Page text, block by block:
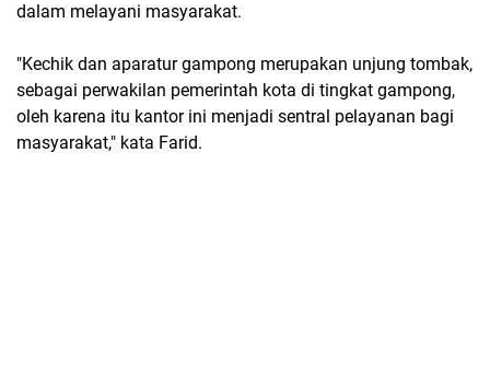
dalam melayani masyarakat.
"Kechik dan aparatur gampong merupakan unjung tombak,
sebagai perwakilan pemerintah kota di tingkat gampong,
oleh karena itu kantor ini menjadi sentral pelayanan bagi
masyarakat," kata Farid.